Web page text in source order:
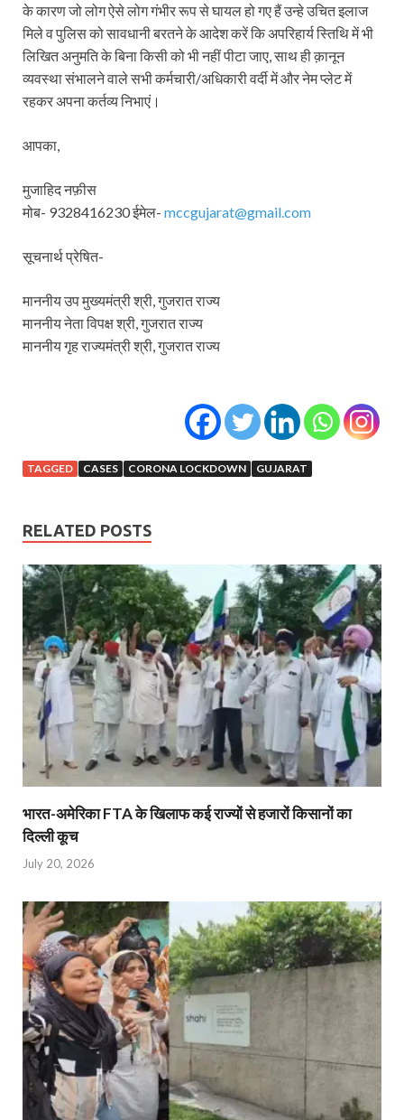
के कारण जो लोग ऐसे लोग गंभीर रूप से घायल हो गए हैं उन्हे उचित इलाज
मिले व पुलिस को सावधानी बरतने के आदेश करें कि अपरिहार्य स्तिथि में भी
लिखित अनुमति के बिना किसी को भी नहीं पीटा जाए, साथ ही क़ानून
व्यवस्था संभालने वाले सभी कर्मचारी/अधिकारी वर्दी में और नेम प्लेट में
रहकर अपना कर्तव्य निभाएं।
आपका,
मुजाहिद नफ़ीस
मोब- 9328416230 ईमेल- mccgujarat@gmail.com
सूचनार्थ प्रेषित-
माननीय उप मुख्यमंत्री श्री, गुजरात राज्य
माननीय नेता विपक्ष श्री, गुजरात राज्य
माननीय गृह राज्यमंत्री श्री, गुजरात राज्य
TAGGED CASES CORONA LOCKDOWN GUJARAT
RELATED POSTS
भारत-अमेरिका FTA के खिलाफ कई राज्यों से हजारों किसानों का
दिल्ली कूच
July 20, 2026